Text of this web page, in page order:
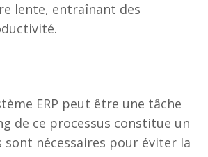
lente, entraînant des
ERP peut être une tâche
de ce processus constitue un
sont nécessaires pour éviter la